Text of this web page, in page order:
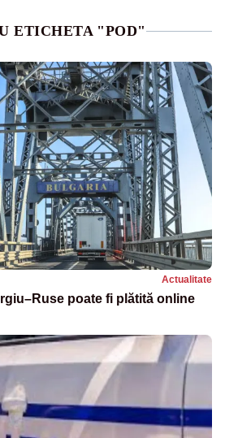
ETICHETA "POD"
Actualitate
poate fi plătită online